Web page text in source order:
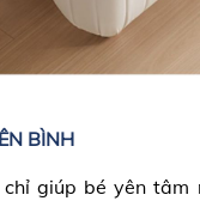
BÌNH
giúp bé yên tâm